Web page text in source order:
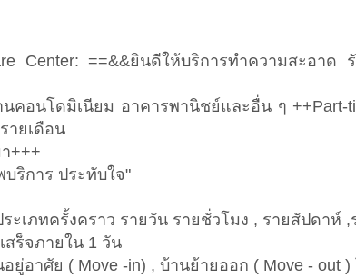
Center: ==&&ยินดีให้บริการทำความสะอาด
คอนโดมิเนียม อาคารพานิชย์และอื่น ๆ ++Part-
ายเดือน
+++
ริการ ประทับใจ"
ะเภทครั้งคราว รายวัน รายชั่วโมง , รายสัปดาห์ ,
สร็จภายใน 1 วัน
ยู่อาศัย ( Move -in) , บ้านย้ายออก ( Move - out